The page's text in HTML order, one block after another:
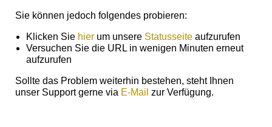
Sie können jedoch folgendes probieren:
Klicken Sie hierum unsere Statusseiteaufzurufen
Versuchen Sie die URL in wenigen Minuten erneut
aufzurufen
Sollte das Problem weiterhin bestehen, steht Ihnen
unser Support gerne via E-Mail zur Verfügung.